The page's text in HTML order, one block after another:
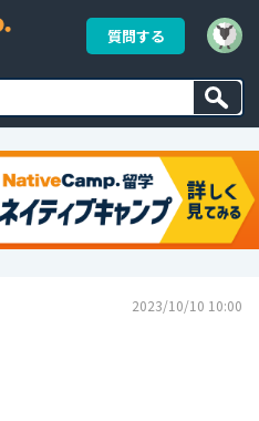
質問する
2023/10/10 10:00